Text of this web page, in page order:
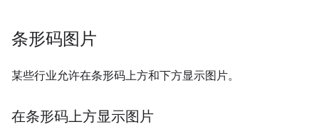
条形码图片
某些行业允许在条形码上方和下方显示图片。
在条形码上方显示图片